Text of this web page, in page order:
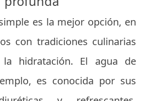
es la mejor opción, en
con tradiciones culinarias
la hidratación. El agua de
es conocida por sus